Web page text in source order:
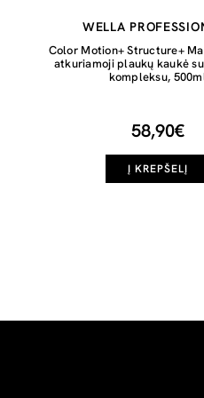
WELLA
Color Motion+ Structure+
atkuriamoji plaukų kaukė
kompleksu,
58,90€
Į KREPŠELĮ